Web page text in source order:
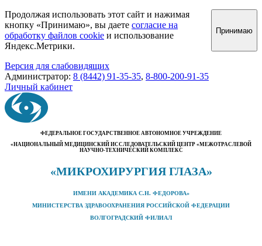
Продолжая использовать этот сайт и нажимая
кнопку «Принимаю», вы даете согласие на
обработку файлов cookie и использование
Яндекс.Метрики.
Принимаю
Версия для слабовидящих
Администратор: 8 (8442) 91-35-35, 8-800-200-91-35
Личный кабинет
ФЕДЕРАЛЬНОЕ ГОСУДАРСТВЕННОЕ АВТОНОМНОЕ УЧРЕЖДЕНИЕ
«НАЦИОНАЛЬНЫЙ МЕДИЦИНСКИЙ ИССЛЕДОВАТЕЛЬСКИЙ ЦЕНТР «МЕЖОТРАСЛЕВОЙ
НАУЧНО-ТЕХНИЧЕСКИЙ КОМПЛЕКС
«МИКРОХИРУРГИЯ ГЛАЗА»
ИМЕНИ АКАДЕМИКА С.Н. ФЕДОРОВА»
МИНИСТЕРСТВА ЗДРАВООХРАНЕНИЯ РОССИЙСКОЙ ФЕДЕРАЦИИ
ВОЛГОГРАДСКИЙ ФИЛИАЛ